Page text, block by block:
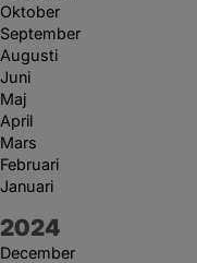
Oktober
September
Augusti
Juni
Maj
April
Mars
Februari
Januari
År:
2024
December